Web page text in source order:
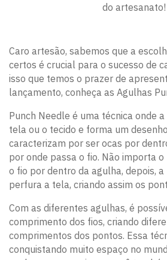
do artesanato!
Caro artesão, sabemos que a
certos é crucial para o sucesso de
isso que temos o prazer de
lançamento, conheça as Agulhas
Punch Needle é uma técnica onde
tela ou o tecido e forma um
caracterizam por ser ocas por
por onde passa o fio. Não importa
o fio por dentro da agulha, depois,
perfura a tela, criando assim os
Com as diferentes agulhas, é
comprimento dos fios, criando
comprimentos dos pontos. Essa
conquistando muito espaço no